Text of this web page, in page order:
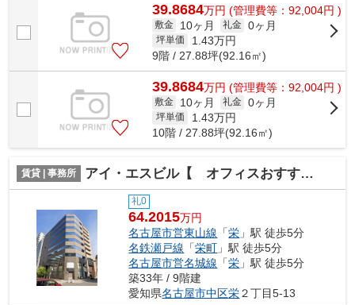
39.8684万円 (管理費等：92,004円 )
敷金 10ヶ月 礼金 0ヶ月
坪単価 1.43万円
9階 / 27.88坪(92.16㎡)
39.8684万円 (管理費等：92,004円 )
敷金 10ヶ月 礼金 0ヶ月
坪単価 1.43万円
10階 / 27.88坪(92.16㎡)
賃貸 | 事務所 アイ・エスビル【 オフィスおすすめ 】
礼0
64.2015万円
名古屋市営東山線 「栄 」駅 徒歩5分
名鉄瀬戸線 「栄町 」駅 徒歩5分
名古屋市営名城線 「栄 」駅 徒歩5分
築33年 / 9階建
愛知県名古屋市中区栄２丁目5-13